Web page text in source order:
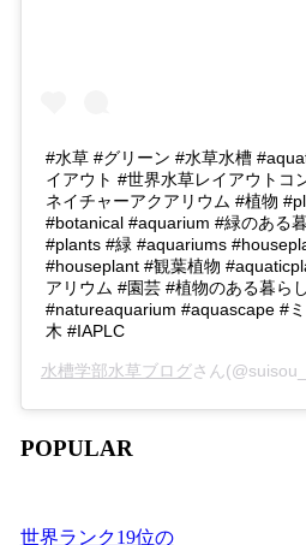
#水草 #グリーン #水草水槽
イアウト #世界水草レイアウトコ
ネイチャーアクアリウム #植物
#botanical #aquarium #緑のある
#plants #緑 #aquariums
#houseplant #観葉植物
アリウム #園芸 #植物のある暮ら
#natureaquarium #aquascape #
木 #IAPLC
水槽学部水草ブログさん(@suisou_gakubu)が
POPULAR
世界ランク19位の